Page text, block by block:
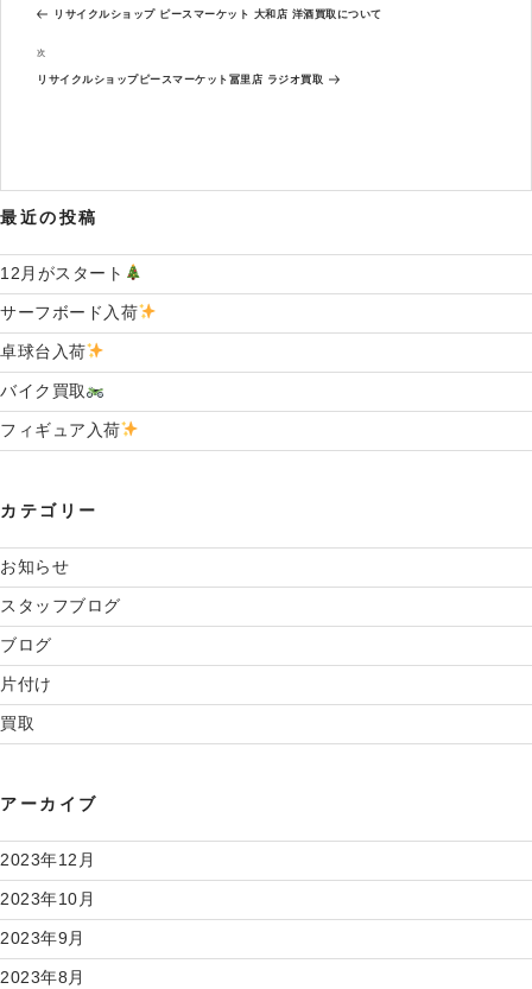
ナ
ゲ
ー
去
投
稿
リサイクルショップ ピースマーケット 大和店 洋酒買取について
次
の
次
リサイクルショップピースマーケット冨里店 ラジオ買取
最近の投稿
12月がスタート
サーフボード入荷
卓球台入荷
バイク買取
フィギュア入荷
カテゴリー
お知らせ
スタッフブログ
ブログ
片付け
買取
アーカイブ
2023年12月
2023年10月
2023年9月
2023年8月